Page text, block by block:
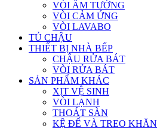
VÒI ÂM TƯỜNG
VÒI CẢM ỨNG
VÒI LAVABO
TỦ CHẬU
THIẾT BỊ NHÀ BẾP
CHẬU RỬA BÁT
VÒI RỬA BÁT
SẢN PHẨM KHÁC
XỊT VỆ SINH
VÒI LẠNH
THOÁT SÀN
KỆ ĐỂ VÀ TREO KHĂN